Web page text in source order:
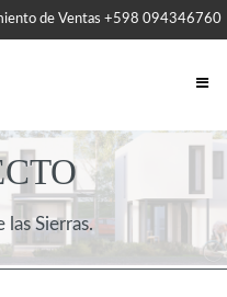
de Ventas +598 094346760
las Sierras.